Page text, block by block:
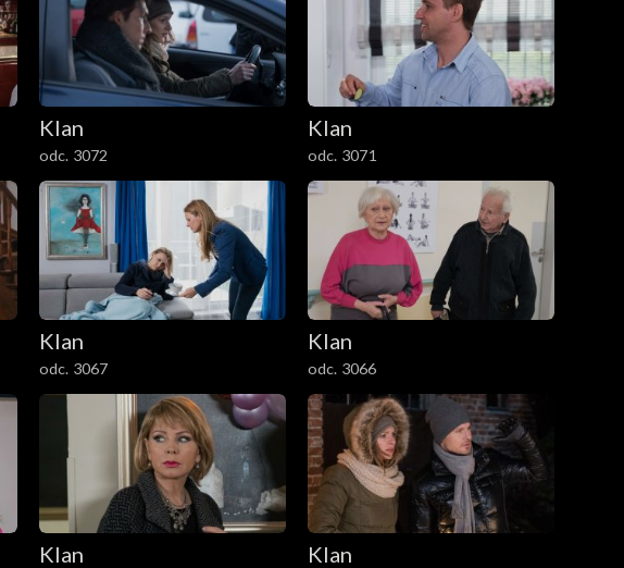
Klan
odc. 3072
Klan
odc. 3071
Klan
odc. 3067
Klan
odc. 3066
Klan Klan